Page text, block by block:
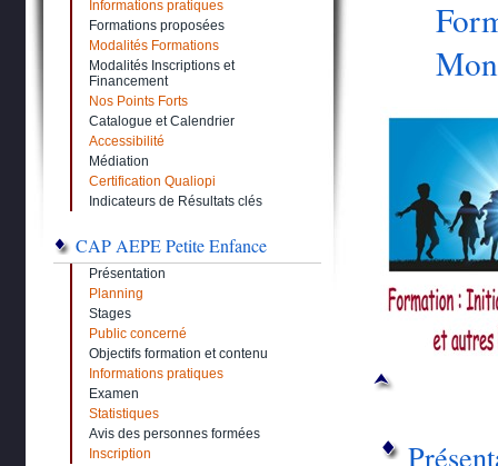
Informations pratiques
Formations proposées
Modalités Formations
Modalités Inscriptions et
Financement
Nos Points Forts
Catalogue et Calendrier
Accessibilité
Médiation
Certification Qualiopi
Indicateurs de Résultats clés
CAP AEPE Petite Enfance
Présentation
Planning
Stages
Public concerné
Objectifs formation et contenu
Informations pratiques
Examen
Statistiques
Avis des personnes formées
Inscription